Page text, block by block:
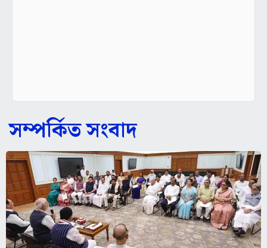
সম্পর্কিত সংবাদ